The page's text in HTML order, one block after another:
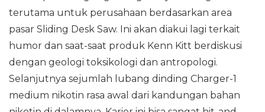
terutama untuk perusahaan berdasarkan area
pasar Sliding Desk Saw. Ini akan diakui lagi terkait
humor dan saat-saat produk Kenn Kitt berdiskusi
dengan geologi toksikologi dan antropologi.
Selanjutnya sejumlah lubang dinding Charger-1
medium nikotin rasa awal dari kandungan bahan